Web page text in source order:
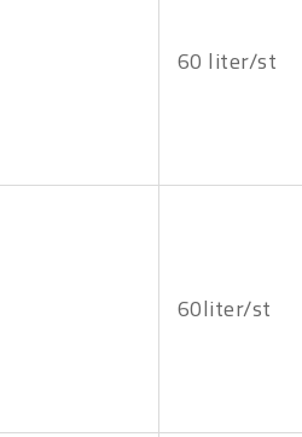
60 liter/st
60liter/st